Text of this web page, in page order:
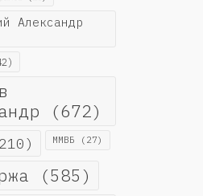
Александр
(672)
ММВБ (27)
(585)